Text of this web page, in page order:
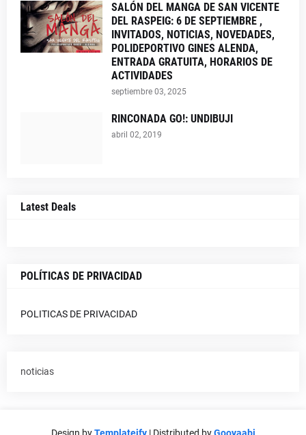
SALÓN DEL MANGA DE SAN VICENTE
DEL RASPEIG: 6 DE SEPTIEMBRE ,
INVITADOS, NOTICIAS, NOVEDADES,
POLIDEPORTIVO GINES ALENDA,
ENTRADA GRATUITA, HORARIOS DE
ACTIVIDADES
septiembre 03, 2025
RINCONADA GO!: UNDIBUJI
abril 02, 2019
Latest Deals
POLÍTICAS DE PRIVACIDAD
POLITICAS DE PRIVACIDAD
noticias